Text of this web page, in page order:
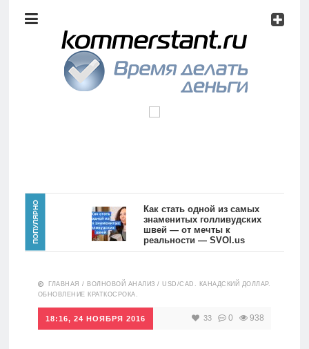
анализ
Видео
Сделано
Главная
Новости
Аналитика
Инвестиции
ПОПУЛЯРНО
Как стать одной из самых
знаменитых голливудских
швей — от мечты к
реальности — SVOI.us
10554
ГЛАВНАЯ / ВОЛНОВОЙ АНАЛИЗ /USD/CAD. КАНАДСКИЙ ДОЛЛАР.
ОБНОВЛЕНИЕ КРАТКОСРОКА.
18:16, 24 НОЯБРЯ 2016 33 0 938